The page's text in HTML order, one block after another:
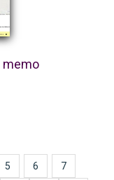
memo
5 6 7